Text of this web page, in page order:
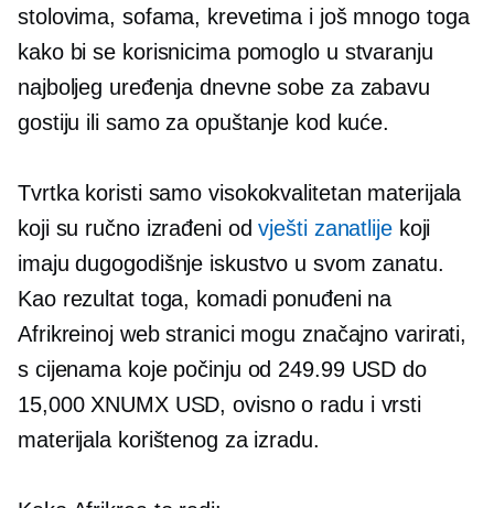
stolovima, sofama, krevetima i još mnogo toga
kako bi se korisnicima pomoglo u stvaranju
najboljeg uređenja dnevne sobe za zabavu
gostiju ili samo za opuštanje kod kuće.
Tvrtka koristi samo visokokvalitetan materijala
koji su ručno izrađeni odvješti zanatlijekoji
imaju dugogodišnje iskustvo u svom zanatu.
Kao rezultat toga, komadi ponuđeni na
Afrikreinoj web stranici mogu značajno varirati,
s cijenama koje počinju od 249.99 USD do
15,000 XNUMX USD, ovisno o radu i vrsti
materijala korištenog za izradu.